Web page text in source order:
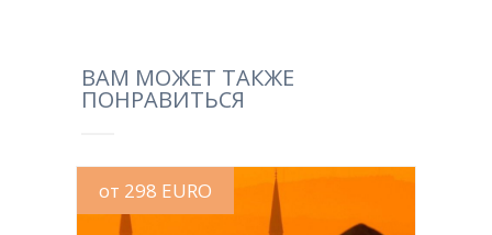
ВАМ МОЖЕТ ТАКЖЕ
ПОНРАВИТЬСЯ
от 298 EURO